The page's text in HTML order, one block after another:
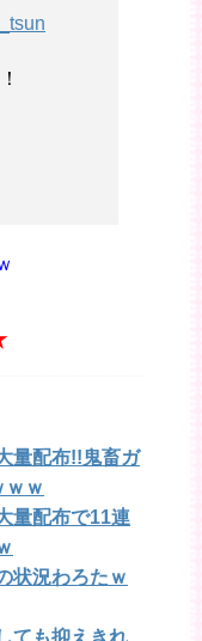
量配布!!鬼畜ガ
ｗ
量配布で11連
状況わろたｗ
ても抑えきれ